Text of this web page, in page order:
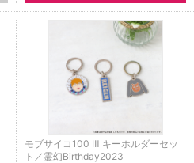
モブサイコ100 Ⅲ キーホルダーセッ
ト／霊幻Birthday2023